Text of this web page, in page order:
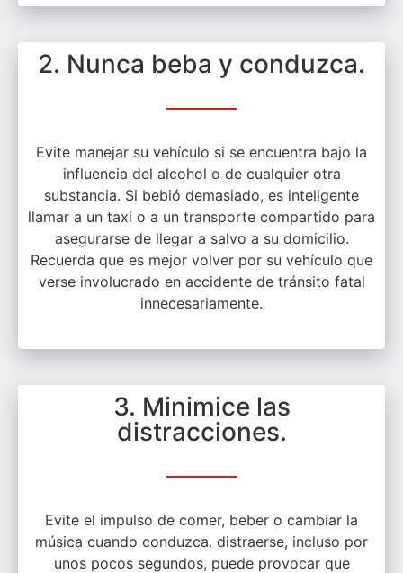
2. Nunca beba y conduzca.
Evite manejar su vehículo si se encuentra bajo la
influencia del alcohol o de cualquier otra
substancia. Si bebió demasiado, es inteligente
llamar a un taxi o a un transporte compartido para
asegurarse de llegar a salvo a su domicilio.
Recuerda que es mejor volver por su vehículo que
verse involucrado en accidente de tránsito fatal
innecesariamente.
3. Minimice las
distracciones.
Evite el impulso de comer, beber o cambiar la
música cuando conduzca. distraerse, incluso por
unos pocos segundos, puede provocar que